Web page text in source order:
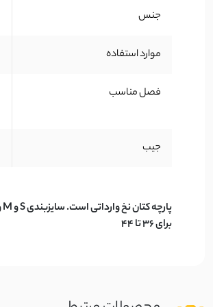
جنس
موارد استفاده
فصل مناسب
جیب
برای 36 تا 44